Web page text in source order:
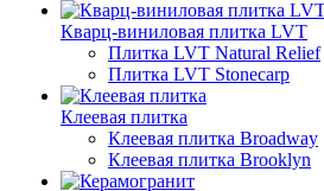
Кварц-виниловая плитка LVT
Плитка LVT Natural Relief
Плитка LVT Stonecarp
Клеевая плитка
Клеевая плитка Broadway
Клеевая плитка Brooklyn